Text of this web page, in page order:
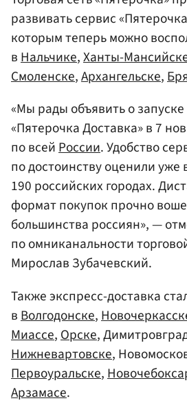
развивать сервис
которым теперь можно
вНальчике,Ханты-
Смоленске,Архангельске,
«Мы рады объявить о
«Пятерочка Доставка» в 7
по всейРоссии. Удобство
по достоинству оценили уже
190 российских городах.
формат покупок прочно
большинства россиян», —
по омниканальности
Мирослав Зубачевский.
Также экспресс-доставка
в Волгодонске,
Миассе, Орске,
Нижневартовске,
Первоуральске,
Арзамасе.